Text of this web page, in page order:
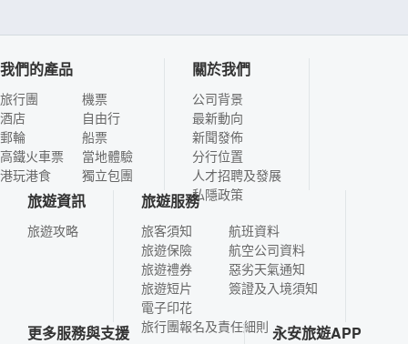
我們的產品
旅行團
酒店
郵輪
高鐵火車票
港玩港食
機票
自由行
船票
當地體驗
獨立包團
關於我們
公司背景
最新動向
新聞發佈
分行位置
人才招聘及發展
私隱政策
旅遊資訊
旅遊攻略
旅遊服務
旅客須知
旅遊保險
旅遊禮券
旅遊短片
電子印花
航班資料
航空公司資料
惡劣天氣通知
簽證及入境須知
旅行團報名及責任細則
更多服務與支援 永安旅遊APP